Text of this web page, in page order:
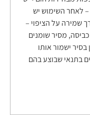
– לאחר השימוש יש
שמירה על הציפוי –
מסיר שומנים
בסיר ישמור אותו
בתנאי שבוצע בהם